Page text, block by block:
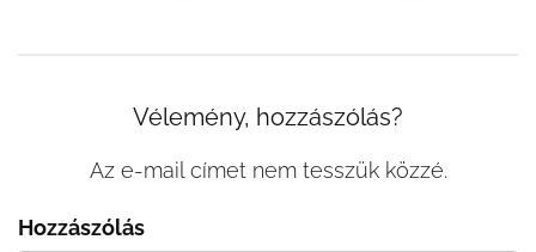
Vélemény, hozzászólás?
Az e-mail címet nem tesszük közzé.
Hozzászólás